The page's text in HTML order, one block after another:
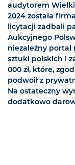
audytorem
2024 została
licytacji zadbali
Aukcyjnego
niezależny portal
sztuki polskich i
000 zł, które,
podwoił z
Na ostateczny
dodatkowo